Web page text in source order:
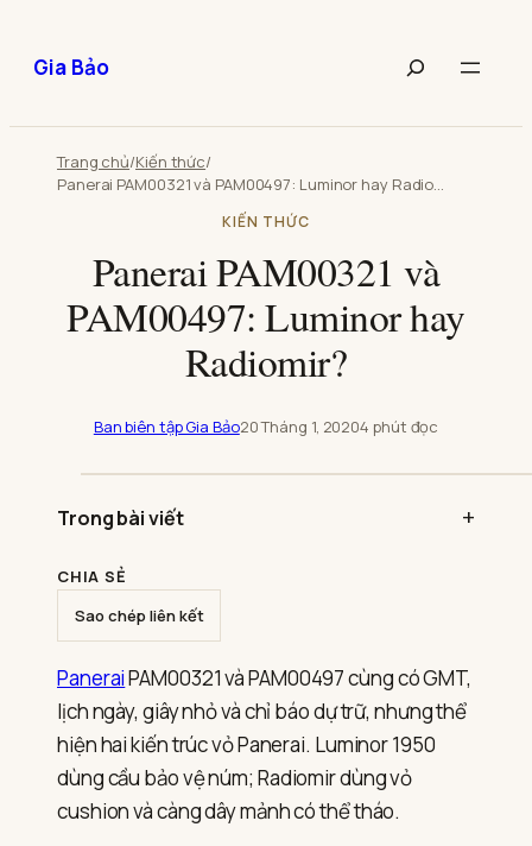
phầnGia Bảo
Tìm
kiếm
Trang chủ/Kiến thức/
Panerai PAM00321 và PAM00497: Luminor hay Radiomir?
KIẾN THỨC
Panerai PAM00321 và
PAM00497: Luminor hay
Radiomir?
Ban biên tập Gia Bảo20 Tháng 1, 20204 phút đọc
Phát
Trong bài viết
CHIA SẺ
Sao chép liên kết
PaneraiPAM00321 và PAM00497 cùng có GMT,
lịch ngày, giây nhỏ và chỉ báo dự trữ, nhưng thể
hiện hai kiến trúc vỏ Panerai. Luminor 1950
dùng cầu bảo vệ núm; Radiomir dùng vỏ
cushion và càng dây mảnh có thể tháo.